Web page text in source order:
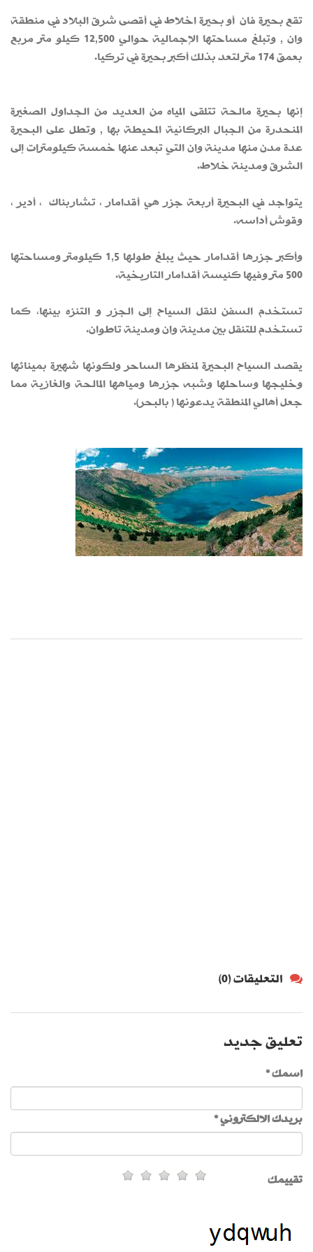
تقع بحيرة فان أو بحيرة اخلاط في أقصى شرق البلاد في منطقة
وان , وتبلغ مساحتها الإجمالية حوالي 12,500 كيلو متر مربع
بعمق 174 متر لتعد بذلك أكبر بحيرة في تركيا.
إنها بحيرة مالحة تتلقى المياه من العديد من الجداول الصغيرة
المنحدرة من الجبال البركانية المحيطة بها , وتطل على البحيرة
عدة مدن منها مدينة وان التي تبعد عنها خمسة كيلومترات إلى
الشرق ومدينة خلاط.
يتواجد في البحيرة أربعة جزر هي أقدامار ، تشاربناك ، أدير ،
وقوش أداسه.
وأكبر جزرها أقدامار حيث يبلغ طولها 1,5 كيلومتر ومساحتها
500 متر وفيها كنيسة أقدامار التاريخية.
تستخدم السفن لنقل السياح إلى الجزر و التنزه بينها، كما
تستخدم للتنقل بين مدينة وان ومدينة تاطوان.
يقصد السياح البحيرة لمنظرها الساحر ولكونها شهيرة بمينائها
وخليجها وساحلها وشبه جزرها ومياهها المالحة والغازية مما
جعل أهالي المنطقة يدعونها ( بالبحر).
التعليقات (0)
تعليق جديد
اسمك *
بريدك الالكتروني *
تقييمك